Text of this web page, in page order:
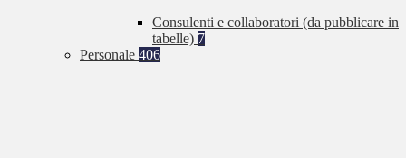
Consulenti e collaboratori (da pubblicare in
tabelle) 7
Personale 406